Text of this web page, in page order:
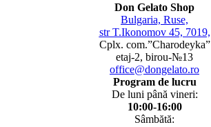
Don Gelato Shop
Bulgaria, Ruse,
str T.Ikonomov 45, 7019,
Cplx. com.”Charodeyka”
etaj-2, birou-№13
office@dongelato.ro
Program de lucru
De luni până vineri:
10:00-16:00
Sâmbătă: